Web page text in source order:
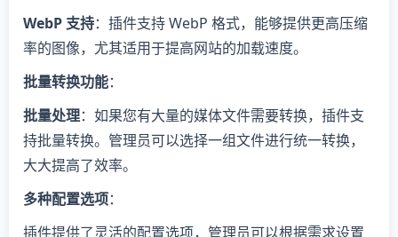
WebP 支持：插件支持 WebP 格式，能够提供更高压缩
率的图像，尤其适用于提高网站的加载速度。
批量转换功能：
批量处理：如果您有大量的媒体文件需要转换，插件支
持批量转换。管理员可以选择一组文件进行统一转换，
大大提高了效率。
多种配置选项：
插件提供了灵活的配置选项，管理员可以根据需求设置